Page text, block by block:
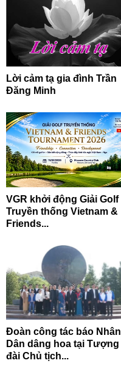
Lời cảm tạ gia đình Trần
Đăng Minh
VGR khởi động Giải Golf
Truyền thống Vietnam &
Friends...
Đoàn công tác báo Nhân
Dân dâng hoa tại Tượng
đài Chủ tịch...